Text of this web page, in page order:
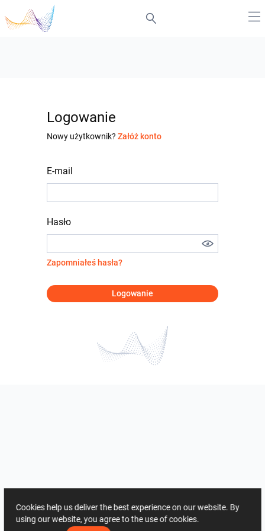
Logowanie
Nowy użytkownik? Załóż konto
E-mail
Hasło
Zapomniałeś hasła?
Logowanie
Cookies help us deliver the best experience on our website. By
using our website, you agree to the use of cookies.